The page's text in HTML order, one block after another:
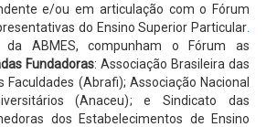
e/ou em articulação com o Fórum
do Ensino Superior Particular.
da ABMES, compunham o Fórum as
Fundadoras: Associação Brasileira das
Faculdades (Abrafi); Associação Nacional
(Anaceu); e Sindicato das
dos Estabelecimentos de Ensino